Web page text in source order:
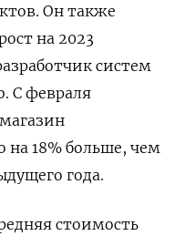
Он также
на 2023
систем
С февраля
на 18% больше, чем
года.
стоимость